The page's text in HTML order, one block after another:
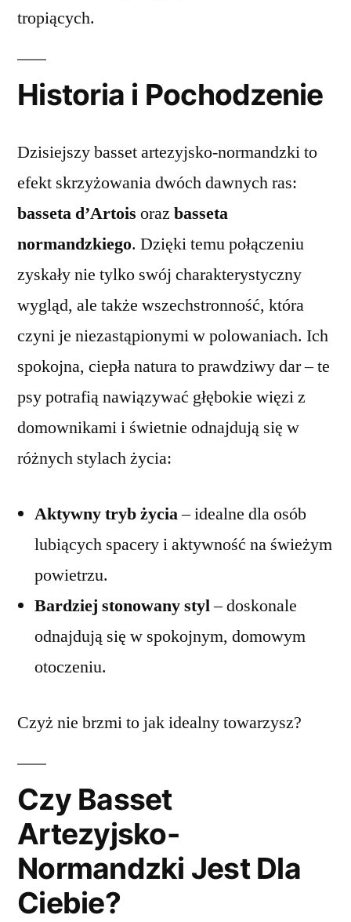
tropiących.
Historia i Pochodzenie
Dzisiejszy basset artezyjsko-normandzki to
efekt skrzyżowania dwóch dawnych ras:
basseta d’Artois oraz basseta
normandzkiego. Dzięki temu połączeniu
zyskały nie tylko swój charakterystyczny
wygląd, ale także wszechstronność, która
czyni je niezastąpionymi w polowaniach. Ich
spokojna, ciepła natura to prawdziwy dar – te
psy potrafią nawiązywać głębokie więzi z
domownikami i świetnie odnajdują się w
różnych stylach życia:
Aktywny tryb życia– idealne dla osób
lubiących spacery i aktywność na świeżym
powietrzu.
Bardziej stonowany styl– doskonale
odnajdują się w spokojnym, domowym
otoczeniu.
Czyż nie brzmi to jak idealny towarzysz?
Czy Basset
Artezyjsko-
Normandzki Jest Dla
Ciebie?